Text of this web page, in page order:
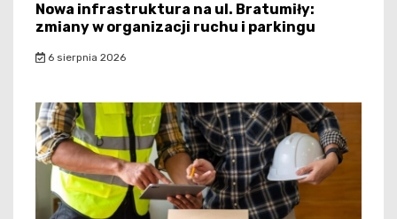
Nowa infrastruktura na ul. Bratumiły:
zmiany w organizacji ruchu i parkingu
6 sierpnia 2026